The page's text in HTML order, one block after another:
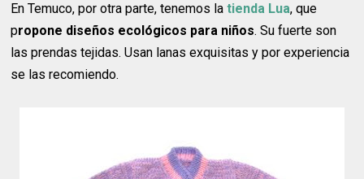
En Temuco, por otra parte, tenemos latienda Lua, que
propone diseños ecológicos para niños. Su fuerte son
las prendas tejidas. Usan lanas exquisitas y por experiencia
se las recomiendo.